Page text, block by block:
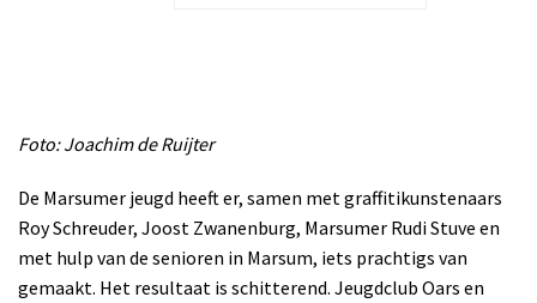
Foto: Joachim de Ruijter
De Marsumer jeugd heeft er, samen met graffitikunstenaars
Roy Schreuder, Joost Zwanenburg, Marsumer Rudi Stuve en
met hulp van de senioren in Marsum, iets prachtigs van
gemaakt. Het resultaat is schitterend. Jeugdclub Oars en